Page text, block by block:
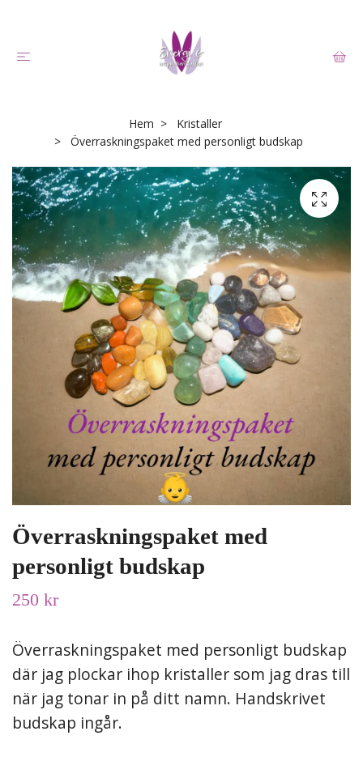
Hem
Kristaller
Överraskningspaket med personligt budskap
Överraskningspaket med
personligt budskap
250 kr
Överraskningspaket med personligt budskap
där jag plockar ihop kristaller som jag dras till
när jag tonar in på ditt namn. Handskrivet
budskap ingår.